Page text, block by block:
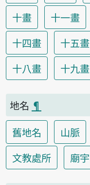
十畫
十一畫
十四畫
十五畫
十八畫
十九畫
地名 ¶
舊地名
山脈
文教處所
廟宇